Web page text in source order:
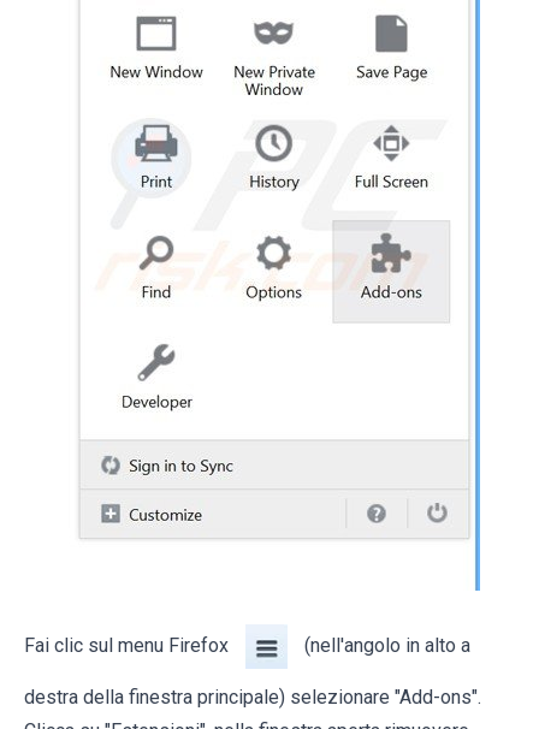
Fai clic sul menu Firefox (nell'angolo in alto a
destra della finestra principale) selezionare "Add-ons".